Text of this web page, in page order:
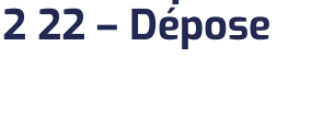
22 – Dépose